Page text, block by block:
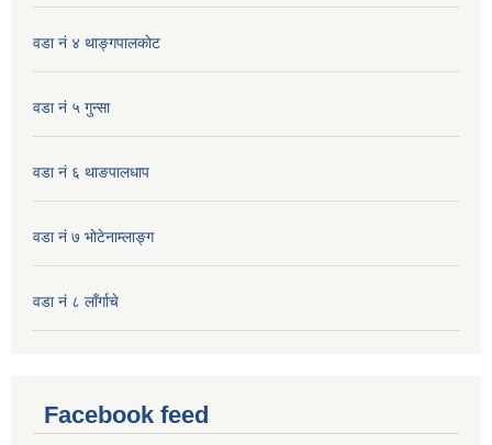
वडा नं ४ थाङ्गपालकाेट
वडा नं ५ गुन्सा
वडा नं ६ थाङपालधाप
वडा नं ७ भाेटेनाम्लाङ्ग
वडा नं ८ लाँर्गाचे
Facebook feed